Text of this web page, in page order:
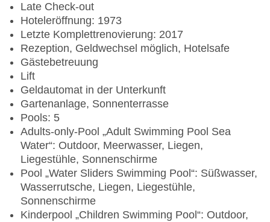
Late Check-out
Hoteleröffnung: 1973
Letzte Komplettrenovierung: 2017
Rezeption, Geldwechsel möglich, Hotelsafe
Gästebetreuung
Lift
Geldautomat in der Unterkunft
Gartenanlage, Sonnenterrasse
Pools: 5
Adults-only-Pool „Adult Swimming Pool Sea
Water“: Outdoor, Meerwasser, Liegen,
Liegestühle, Sonnenschirme
Pool „Water Sliders Swimming Pool“: Süßwasser,
Wasserrutsche, Liegen, Liegestühle,
Sonnenschirme
Kinderpool „Children Swimming Pool“: Outdoor,